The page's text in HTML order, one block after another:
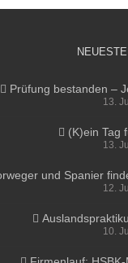
Prüfung bestanden –
13.
(K)ein Tag
13.
und Spanier
12.
10.